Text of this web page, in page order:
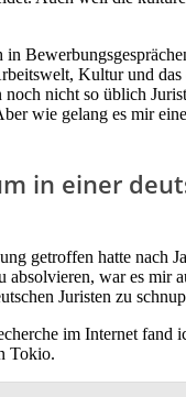
in
Kultur und
noch nicht so üblich
wie gelang es mir
in einer
getroffen hatte nach
absolvieren, war es mir
Juristen zu
im Internet fand
Tokio.